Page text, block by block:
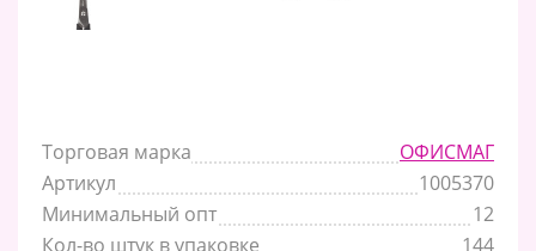
Торговая марка
ОФИСМАГ
Артикул
1005370
Минимальный опт
12
Кол-во штук в упаковке
144